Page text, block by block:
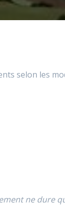
selon les
ne dure